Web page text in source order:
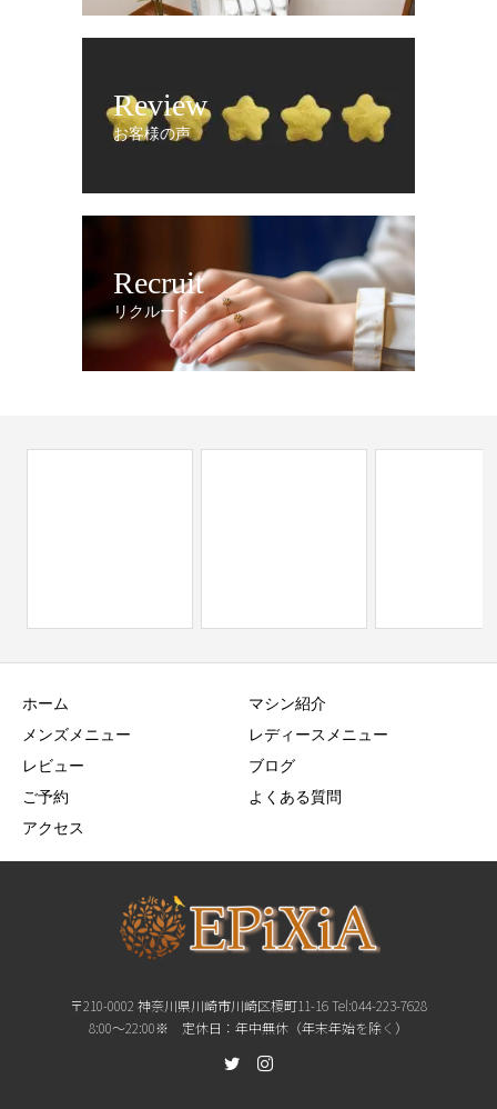
Review
お客様の声
Recruit
リクルート
ホーム
マシン紹介
メンズメニュー
レディースメニュー
レビュー
ブログ
ご予約
よくある質問
アクセス
〒210-0002 神奈川県川崎市川崎区榎町11-16 Tel:044-223-7628
8:00〜22:00※ 定休日：年中無休（年末年始を除く）